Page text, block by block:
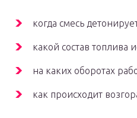
когда смесь
какой состав топлива
на каких оборотах
как происходит